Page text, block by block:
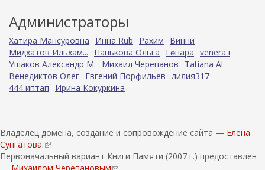
Администраторы
Хатира Мансуровна Инна Rub Рахим
Винни
Мидхатов Ильхам...
Панькова Ольга Гөлнара venera i
Ушаков Александр М.
Михаил Черепанов
Tatiana Al
Венедиктов Олег Евгений Порфильев
лилия317
444 иптап
Ирина Кокуркина
Владелец домена, создание и сопровождение сайта — Елена
Сунгатова.(
в
н
Первоначальный вариант Книги Памяти (2007 г.) предоставлен
— Михаилом Черепановым(